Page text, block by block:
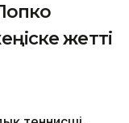
жетті